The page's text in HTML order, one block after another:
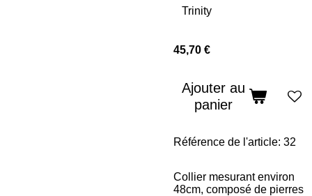
Trinity
45,70 €
Ajouter au
panier
Référence de l'article: 32
Collier mesurant environ
48cm, composé de pierres